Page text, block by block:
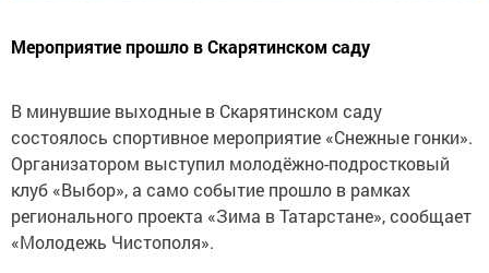
Мероприятие прошло в Скарятинском саду
В минувшие выходные в Скарятинском саду
состоялось спортивное мероприятие «Снежные гонки».
Организатором выступил молодёжно-подростковый
клуб «Выбор», а само событие прошло в рамках
регионального проекта «Зима в Татарстане», сообщает
«Молодежь Чистополя».